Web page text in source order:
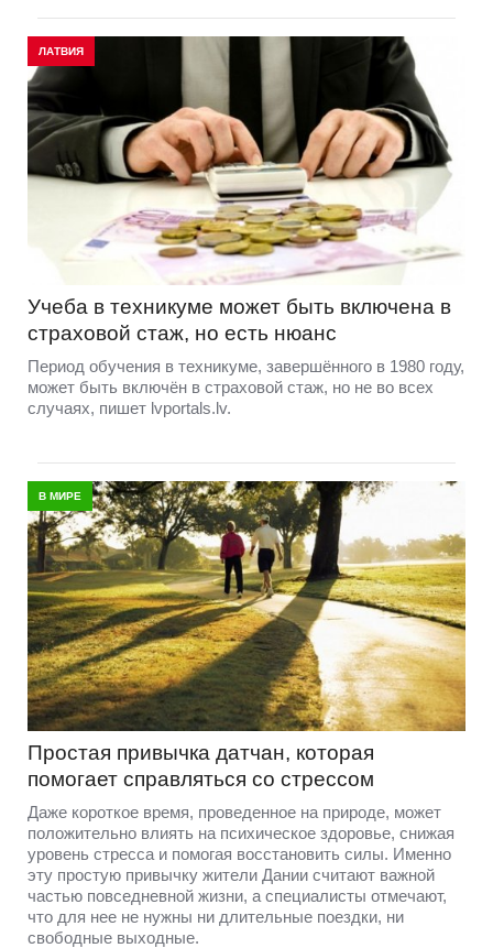
ЛАТВИЯ
Учеба в техникуме может быть включена в
страховой стаж, но есть нюанс
Период обучения в техникуме, завершённого в 1980 году,
может быть включён в страховой стаж, но не во всех
случаях, пишет lvportals.lv.
В МИРЕ
Простая привычка датчан, которая
помогает справляться со стрессом
Даже короткое время, проведенное на природе, может
положительно влиять на психическое здоровье, снижая
уровень стресса и помогая восстановить силы. Именно
эту простую привычку жители Дании считают важной
частью повседневной жизни, а специалисты отмечают,
что для нее не нужны ни длительные поездки, ни
свободные выходные.